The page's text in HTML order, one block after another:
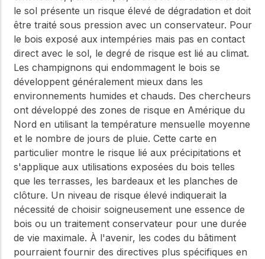
le sol présente un risque élevé de dégradation et doit
être traité sous pression avec un conservateur. Pour
le bois exposé aux intempéries mais pas en contact
direct avec le sol, le degré de risque est lié au climat.
Les champignons qui endommagent le bois se
développent généralement mieux dans les
environnements humides et chauds. Des chercheurs
ont développé des zones de risque en Amérique du
Nord en utilisant la température mensuelle moyenne
et le nombre de jours de pluie. Cette carte en
particulier montre le risque lié aux précipitations et
s'applique aux utilisations exposées du bois telles
que les terrasses, les bardeaux et les planches de
clôture. Un niveau de risque élevé indiquerait la
nécessité de choisir soigneusement une essence de
bois ou un traitement conservateur pour une durée
de vie maximale. À l'avenir, les codes du bâtiment
pourraient fournir des directives plus spécifiques en